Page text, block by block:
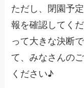
ただし、閉園予
報を確認してく
って大きな決断
て、みなさんの
ください♪